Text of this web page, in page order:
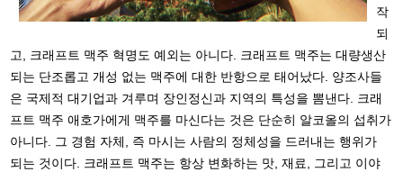
작
되
고, 크래프트 맥주 혁명도 예외는 아니다. 크래프트 맥주는 대량생산
되는 단조롭고 개성 없는 맥주에 대한 반항으로 태어났다. 양조사들
은 국제적 대기업과 겨루며 장인정신과 지역의 특성을 뽐낸다. 크래
프트 맥주 애호가에게 맥주를 마신다는 것은 단순히 알코올의 섭취가
아니다. 그 경험 자체, 즉 마시는 사람의 정체성을 드러내는 행위가
되는 것이다. 크래프트 맥주는 항상 변화하는 맛, 재료, 그리고 이야